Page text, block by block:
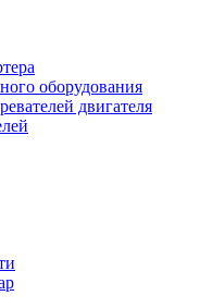
оборудования
двигателя